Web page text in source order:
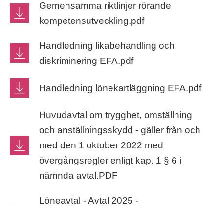
Gemensamma riktlinjer rörande
kompetensutveckling.pdf
Handledning likabehandling och
diskriminering EFA.pdf
Handledning lönekartläggning EFA.pdf
Huvudavtal om trygghet, omställning
och anställningsskydd - gäller från och
med den 1 oktober 2022 med
övergångsregler enligt kap. 1 § 6 i
nämnda avtal.PDF
Löneavtal - Avtal 2025 -